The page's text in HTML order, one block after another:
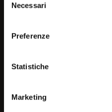
delNecessari
Preferenze
Statistiche
Marketing
country or
current
HOPE